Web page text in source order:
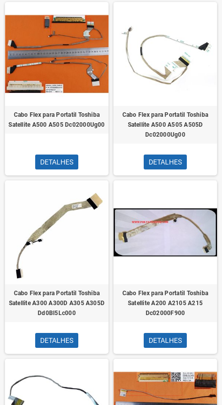
Cabo Flex para Portatil Toshiba
Satellite A500 A505 Dc02000Ug00
DETALHES
Cabo Flex para Portatil Toshiba
Satellite A500 A505 A505D
Dc02000Ug00
DETALHES
Cabo Flex para Portatil Toshiba
Satellite A300 A300D A305 A305D
Dd0Bl5Lc000
DETALHES
Cabo Flex para Portatil Toshiba
Satellite A200 A2105 A215
Dc02000F900
DETALHES